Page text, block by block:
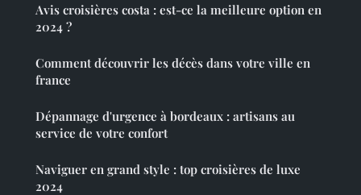
Avis croisières costa : est-ce la meilleure option en
2024 ?
Comment découvrir les décès dans votre ville en
france
Dépannage d'urgence à bordeaux : artisans au
service de votre confort
Naviguer en grand style : top croisières de luxe
2024